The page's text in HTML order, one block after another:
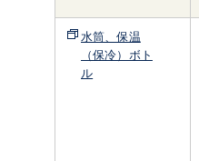
水筒、保温
（保冷）ボト
ル